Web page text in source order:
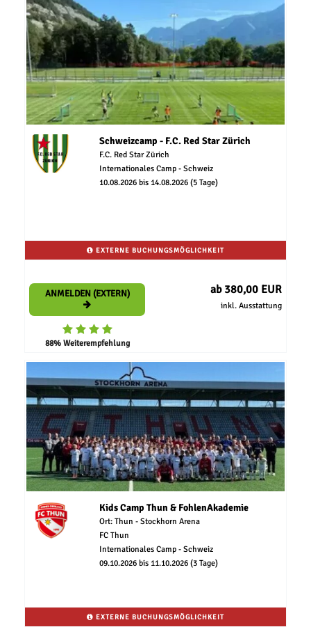
Schweizcamp - F.C. Red Star Zürich
F.C. Red Star Zürich
Internationales Camp - Schweiz
10.08.2026 bis 14.08.2026 (5 Tage)
EXTERNE BUCHUNGSMÖGLICHKEIT
ANMELDEN (EXTERN)
88% Weiterempfehlung
ab 380,00 EUR
inkl. Ausstattung
Kids Camp Thun & FohlenAkademie
Ort: Thun - Stockhorn Arena
FC Thun
Internationales Camp - Schweiz
09.10.2026 bis 11.10.2026 (3 Tage)
EXTERNE BUCHUNGSMÖGLICHKEIT